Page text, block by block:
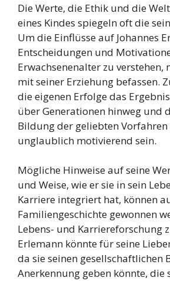
Die Werte, die Ethik und die
eines Kindes spiegeln oft die
Um die Einflüsse auf Johannes
Entscheidungen und
Erwachsenenalter zu verstehen,
mit seiner Erziehung befassen.
die eigenen Erfolge das
über Generationen hinweg und
Bildung der geliebten
unglaublich motivierend sein.
Mögliche Hinweise auf seine
und Weise, wie er sie in sein
Karriere integriert hat, können
Familiengeschichte gewonnen
Lebens- und Karriereforschung
Erlemann könnte für seine
da sie seinen gesellschaftlichen
Anerkennung geben könnte, die